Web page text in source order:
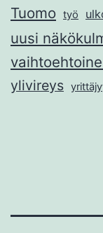
Tuomo työ
uusi
ylivireys